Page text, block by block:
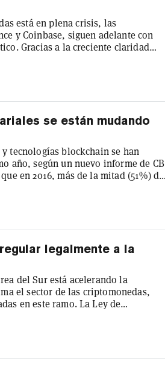
está en plena crisis, las
y Coinbase, siguen adelante con
de Binance en Corea del Sur El 6
con depósitos fiduciarios, lo que
se están mudando
tecnologías blockchain se han
año, según un nuevo informe de CB
en 2016, más de la mitad (51%) de
tienen su sede en China. En 2019,
cayó al 31% y la de China subió al
legalmente a la
del Sur está acelerando la
el sector de las criptomonedas,
ramo. La Ley de
financieras locales y se adhieran
Internacional (GAFI), entrará